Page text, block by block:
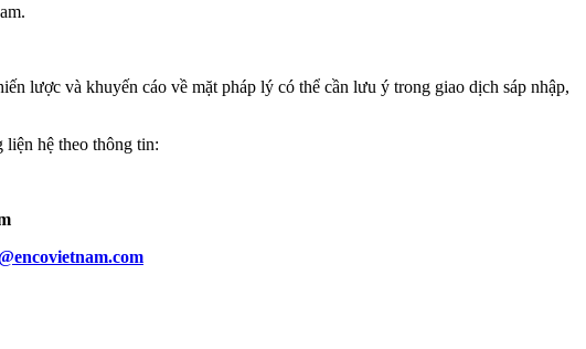
lược và khuyến cáo về mặt pháp lý có thể cần lưu ý trong giao dịch sáp nhập,
hệ theo thông tin: